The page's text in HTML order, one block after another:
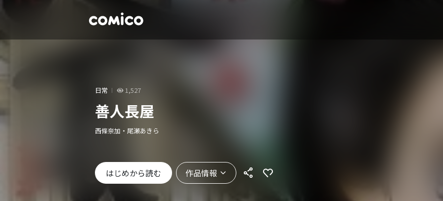
日常 1,527
善人長屋
西條奈加・尾瀬あきら
はじめから読む 作品情報